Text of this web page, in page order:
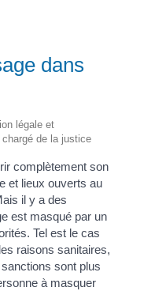
dans
légale et
de la justice
complètement son
et lieux ouverts au
il y a des
est masqué par un
Tel est le cas
raisons sanitaires,
sont plus
à masquer